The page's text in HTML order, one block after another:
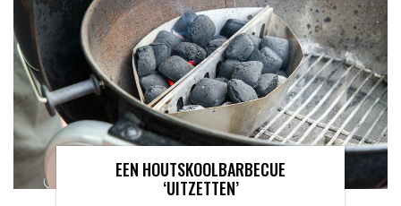
EEN HOUTSKOOLBARBECUE
‘UITZETTEN’